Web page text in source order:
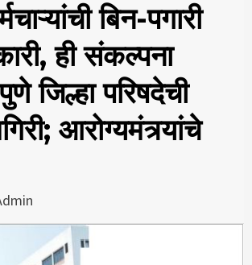
बिन-पगारी
ही संकल्पना
जिल्हा परिषदेची
आरोग्यमंत्र्यांचे